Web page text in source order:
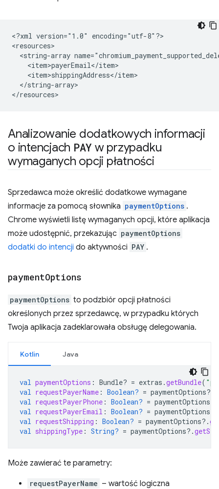
<?xml version="1.0"
encoding="utf-8"?>
<string-array
</string-array>
Analizowanie dodatkowych informacji
o intencjach PAY w przypadku
wymaganych opcji płatności
Sprzedawca może określić dodatkowe wymagane
informacje za pomocą słownika paymentOptions .
Chrome wyświetli listę wymaganych opcji, które aplikacja
może udostępnić, przekazując paymentOptions
dodatki do intencji do aktywności PAY .
paymentOptions
paymentOptions to podzbiór opcji płatności
określonych przez sprzedawcę, w przypadku których
Twoja aplikacja zadeklarowała obsługę delegowania.
Kotlin Java
val paymentOptions : Bundle? = extras .getBundle(
val requestPayerName : Boolean? = paymentOptions?.
val requestPayerPhone : Boolean? = paymentOptions
val requestPayerEmail : Boolean? = paymentOptions
val requestShipping : Boolean? = paymentOptions?.
val shippingType : String? = paymentOptions?.
Może zawierać te parametry:
requestPayerName – wartość logiczna